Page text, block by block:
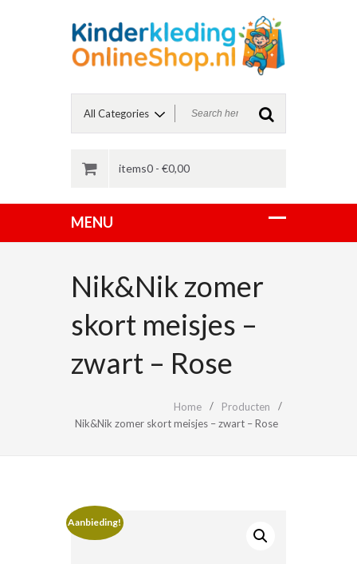
items0 - €0,00
Nik&Nik zomer
skort meisjes –
zwart – Rose
Home
Producten
Nik&Nik zomer skort meisjes – zwart – Rose
Aanbieding!